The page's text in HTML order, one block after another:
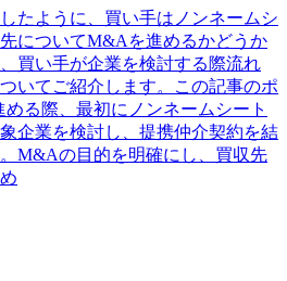
たように、買い手はノンネームシ
についてM&Aを進めるかどうか
買い手が企業を検討する際流れ
いてご紹介します。この記事のポ
る際、最初にノンネームシート
企業を検討し、提携仲介契約を結
M&Aの目的を明確にし、買収先